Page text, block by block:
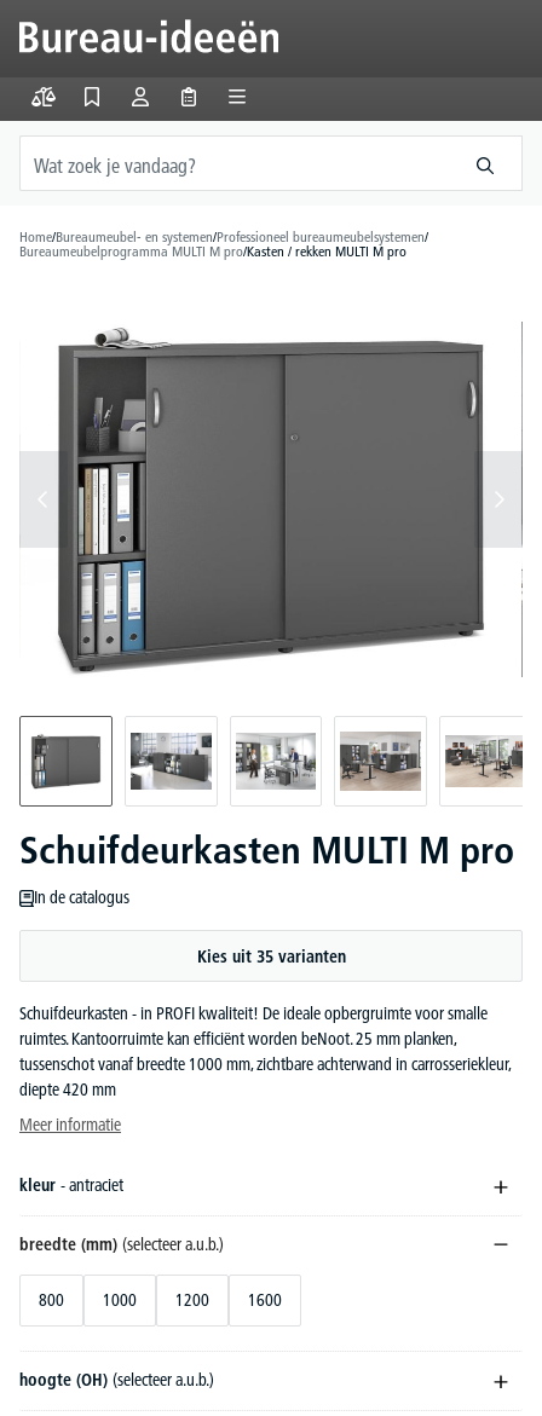
Home/Bureaumeubel- en systemen/Professioneel bureaumeubelsystemen/
Bureaumeubelprogramma MULTI M pro/Kasten / rekken MULTI M pro
Schuifdeurkasten MULTI M pro
In de catalogus
Kies uit 35 varianten
Schuifdeurkasten - in PROFI kwaliteit! De ideale opbergruimte voor smalle
ruimtes. Kantoorruimte kan efficiënt worden beNoot. 25 mm planken,
tussenschot vanaf breedte 1000 mm, zichtbare achterwand in carrosseriekleur,
diepte 420 mm
Meer informatie
kleur - antraciet
breedte (mm) (selecteer a.u.b.)
800 1000 1200 1600
hoogte (OH) (selecteer a.u.b.)